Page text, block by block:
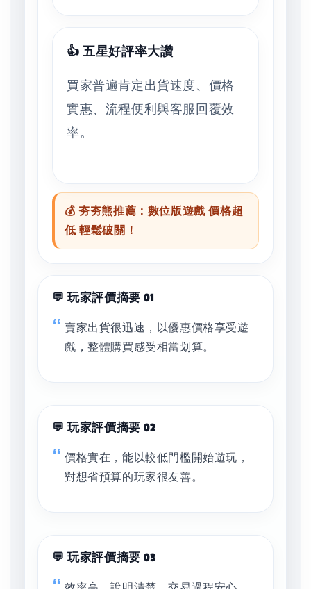
👍 五星好評率大讚
買家普遍肯定出貨速度、價格
實惠、流程便利與客服回覆效
率。
💰 夯夯熊推薦：數位版遊戲 價格超
低 輕鬆破關！
💬 玩家評價摘要 01
賣家出貨很迅速，以優惠價格享受遊
戲，整體購買感受相當划算。
💬 玩家評價摘要 02
價格實在，能以較低門檻開始遊玩，
對想省預算的玩家很友善。
💬 玩家評價摘要 03